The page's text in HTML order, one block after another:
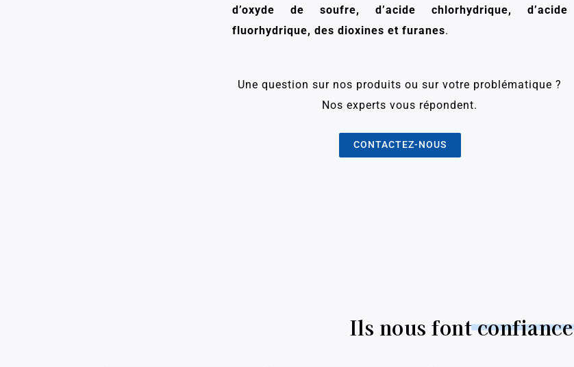
d’oxyde de soufre, d’acide chlorhydrique, d’acide
fluorhydrique, des dioxines et furanes.
Une question sur nos produits ou sur votre problématique ?
Nos experts vous répondent.
CONTACTEZ-NOUS
Ils nous fontconfiance